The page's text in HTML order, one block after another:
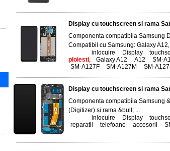
Display cu touchscreen si rama
Componenta compatibila Samsung
Compatibil cu Samsung: Galaxy A12,
inlocuire Display,
ploiesti,
Galaxy A12 A12 SM-
SM-A127F, SM-A127M SM-
Display cu touchscreen si rama
Componenta compatibila Samsung
(Digitizer) si rama &bull; ...
inlocuire Display,
reparatii
telefoane accesorii